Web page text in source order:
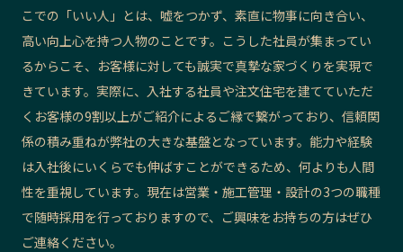
こでの「いい人」とは、嘘をつかず、素直に物事に向き合い、
高い向上心を持つ人物のことです。こうした社員が集まってい
るからこそ、お客様に対しても誠実で真摯な家づくりを実現で
きています。実際に、入社する社員や注文住宅を建てていただ
くお客様の9割以上がご紹介によるご縁で繋がっており、信頼関
係の積み重ねが弊社の大きな基盤となっています。能力や経験
は入社後にいくらでも伸ばすことができるため、何よりも人間
性を重視しています。現在は営業・施工管理・設計の3つの職種
で随時採用を行っておりますので、ご興味をお持ちの方はぜひ
ご連絡ください。